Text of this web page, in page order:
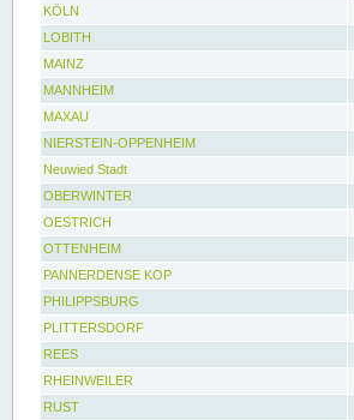
KÖLN
LOBITH
MAINZ
MANNHEIM
MAXAU
NIERSTEIN-OPPENHEIM
Neuwied Stadt
OBERWINTER
OESTRICH
OTTENHEIM
PANNERDENSE KOP
PHILIPPSBURG
PLITTERSDORF
REES
RHEINWEILER
RUST